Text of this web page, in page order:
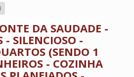
DA SAUDADE -
- SILENCIOSO -
(SENDO 1
- COZINHA